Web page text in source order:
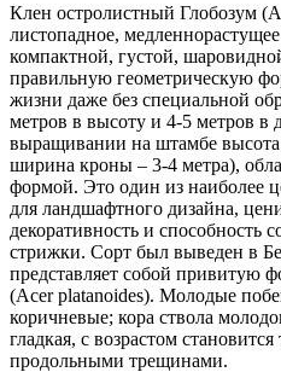
Клен остролистный Глобозум
листопадное,
компактной, густой,
правильную геометрическую
жизни даже без специальной
метров в высоту и 4-5 метров в
выращивании на штамбе высота
ширина кроны – 3-4 метра),
формой. Это один из наиболее
для ландшафтного дизайна,
декоративность и способность
стрижки. Сорт был выведен в
представляет собой привитую
(Acer platanoides). Молодые
коричневые; кора ствола
гладкая, с возрастом
продольными трещинами.